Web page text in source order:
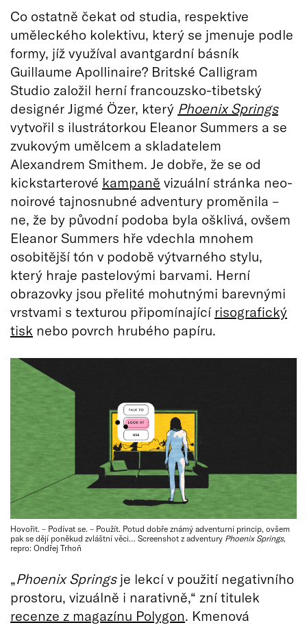
Co ostatně čekat od studia, respektive
uměleckého kolektivu, který se jmenuje podle
formy, jíž využíval avantgardní básník
Guillaume Apollinaire? Britské Calligram
Studio založil herní francouzsko-tibetský
designér Jigmé Özer, který Phoenix Springs
vytvořil s ilustrátorkou Eleanor Summers a se
zvukovým umělcem a skladatelem
Alexandrem Smithem. Je dobře, že se od
kickstarterové kampaně vizuální stránka neo-
noirové tajnosnubné adventury proměnila –
ne, že by původní podoba byla ošklivá, ovšem
Eleanor Summers hře vdechla mnohem
osobitější tón v podobě výtvarného stylu,
který hraje pastelovými barvami. Herní
obrazovky jsou přelité mohutnými barevnými
vrstvami s texturou připomínající risografický
tisk nebo povrch hrubého papíru.
Hovořit. – Podívat se. – Použít. Potud dobře známý adventurní princip, ovšem
pak se dějí poněkud zvláštní věci… Screenshot z adventury Phoenix Springs,
repro: Ondřej Trhoň
„Phoenix Springsje lekcí v použití negativního
prostoru, vizuálně i narativně,“ zní titulek
recenze z magazínu Polygon. Kmenová